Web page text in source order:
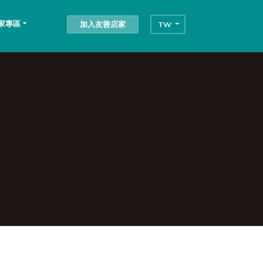
專區 加入友善店家 TW